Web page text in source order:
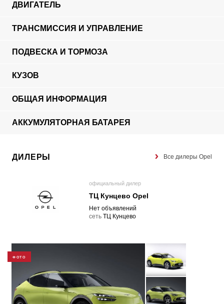
ДВИГАТЕЛЬ
ТРАНСМИССИЯ И УПРАВЛЕНИЕ
ПОДВЕСКА И ТОРМОЗА
КУЗОВ
ОБЩАЯ ИНФОРМАЦИЯ
АККУМУЛЯТОРНАЯ БАТАРЕЯ
ДИЛЕРЫ Все дилеры Opel
официальный дилер
ТЦ Кунцево Opel
Нет объявлений
cеть ТЦ Кунцево
ФОТО